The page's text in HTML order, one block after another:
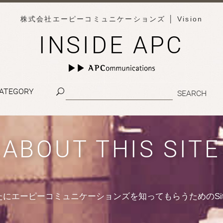
株式会社エーピーコミュニケーションズ │ Vision
INSIDE APC
ABOUT THIS SITE
にエーピーコミュニケーションズを知ってもらうための